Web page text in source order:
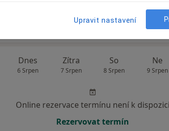
Dnes
6 Srpen
Zítra
7 Srpen
So
8 Srpen
Ne
9 Srpen
Online rezervace termínu není k dispozici
Rezervovat termín
Upravit nastavení